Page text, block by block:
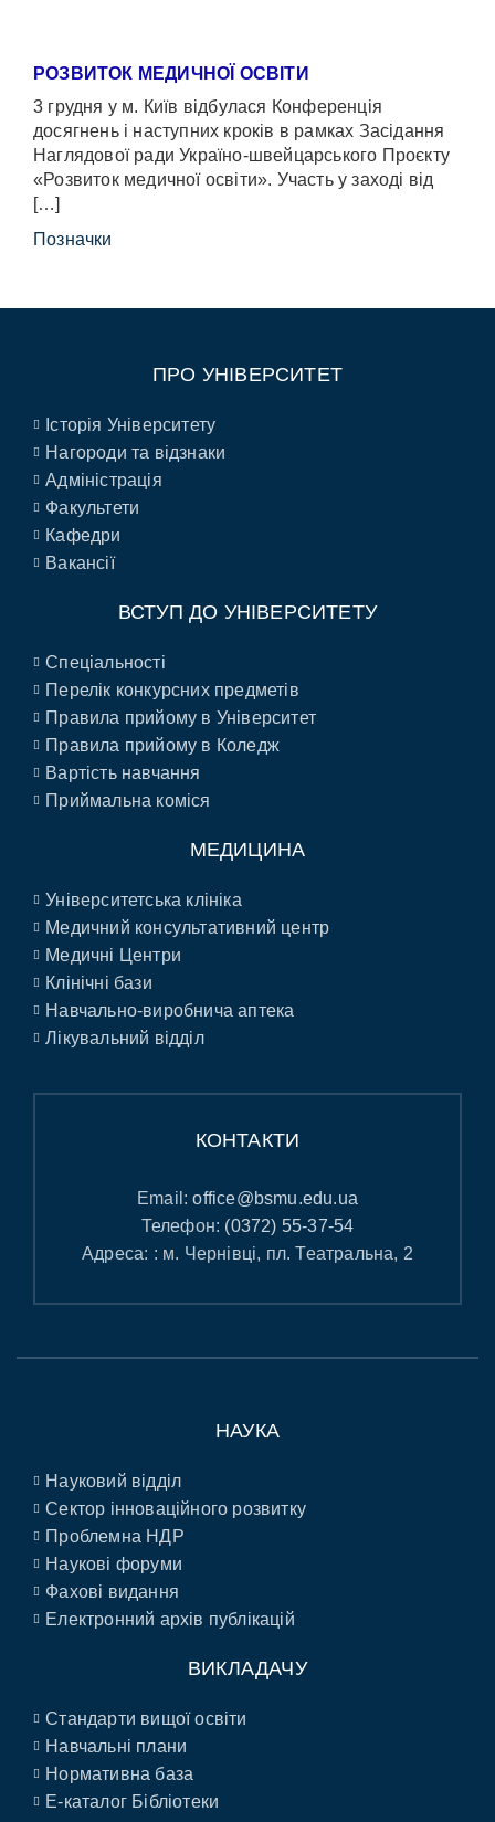
РОЗВИТОК МЕДИЧНОЇ ОСВІТИ
3 грудня у м. Київ відбулася Конференція
досягнень і наступних кроків в рамках Засідання
Наглядової ради Україно-швейцарського Проєкту
«Розвиток медичної освіти». Участь у заході від
[…]
Позначки
ПРО УНІВЕРСИТЕТ
Історія Університету
Нагороди та відзнаки
Адміністрація
Факультети
Кафедри
Вакансії
ВСТУП ДО УНІВЕРСИТЕТУ
Спеціальності
Перелік конкурсних предметів
Правила прийому в Університет
Правила прийому в Коледж
Вартість навчання
Приймальна коміся
МЕДИЦИНА
Університетська клініка
Медичний консультативний центр
Медичні Центри
Клінічні бази
Навчально-виробнича аптека
Лікувальний відділ
КОНТАКТИ
Email:office@bsmu.edu.ua
Телефон: (0372) 55-37-54
Адреса: : м. Чернівці, пл. Театральна, 2
НАУКА
Науковий відділ
Сектор інноваційного розвитку
Проблемна НДР
Наукові форуми
Фахові видання
Електронний архів публікацій
ВИКЛАДАЧУ
Стандарти вищої освіти
Навчальні плани
Нормативна база
E-каталог Бібліотеки